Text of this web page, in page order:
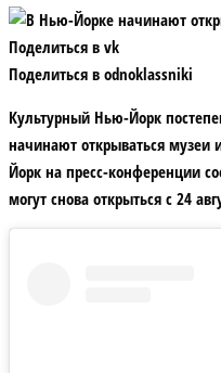
Поделиться в vk
Поделиться в odnoklassniki
Культурный Нью-Йорк
начинают открываться музеи
Йорк на пресс-конференции
могут снова открыться с 24